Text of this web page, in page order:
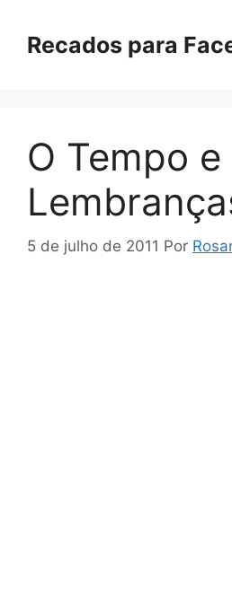
paraRecados para
O Tempo e
5 de julho de 2011 Por